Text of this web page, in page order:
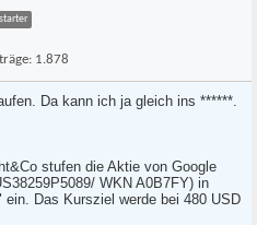
1.878
Da kann ich ja gleich ins ******.
stufen die Aktie von Google
WKN A0B7FY) in
Das Kursziel werde bei 480 USD